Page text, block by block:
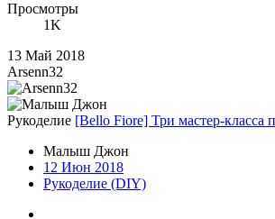
Просмотры
1K
13 Май 2018
Arsenn32
Рукоделие [Bello Fiore] Три мастер-класса
Малыш Джон
12 Июн 2018
Рукоделие (DIY)